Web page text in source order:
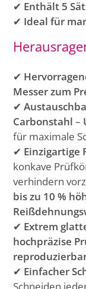
✔ Enthält 5
✔ Ideal für
✔
Messer zum
✔
Carbonstahl –
für maximale
✔ Einzigartige
konkave
verhindern
bis zu 10 %
✔ Extrem
hochpräzise
✔ Einfacher
Schneiden